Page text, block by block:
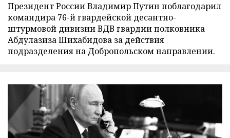
Президент России Владимир Путин поблагодарил
командира 76-й гвардейской десантно-
штурмовой дивизии ВДВ гвардии полковника
Абдулазиза Шихабидова за действия
подразделения на Добропольском направлении.